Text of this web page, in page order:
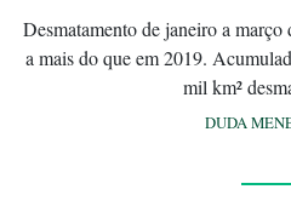
Desmatamento de janeiro a
a mais do que em 2019.
mil km²
DUDA